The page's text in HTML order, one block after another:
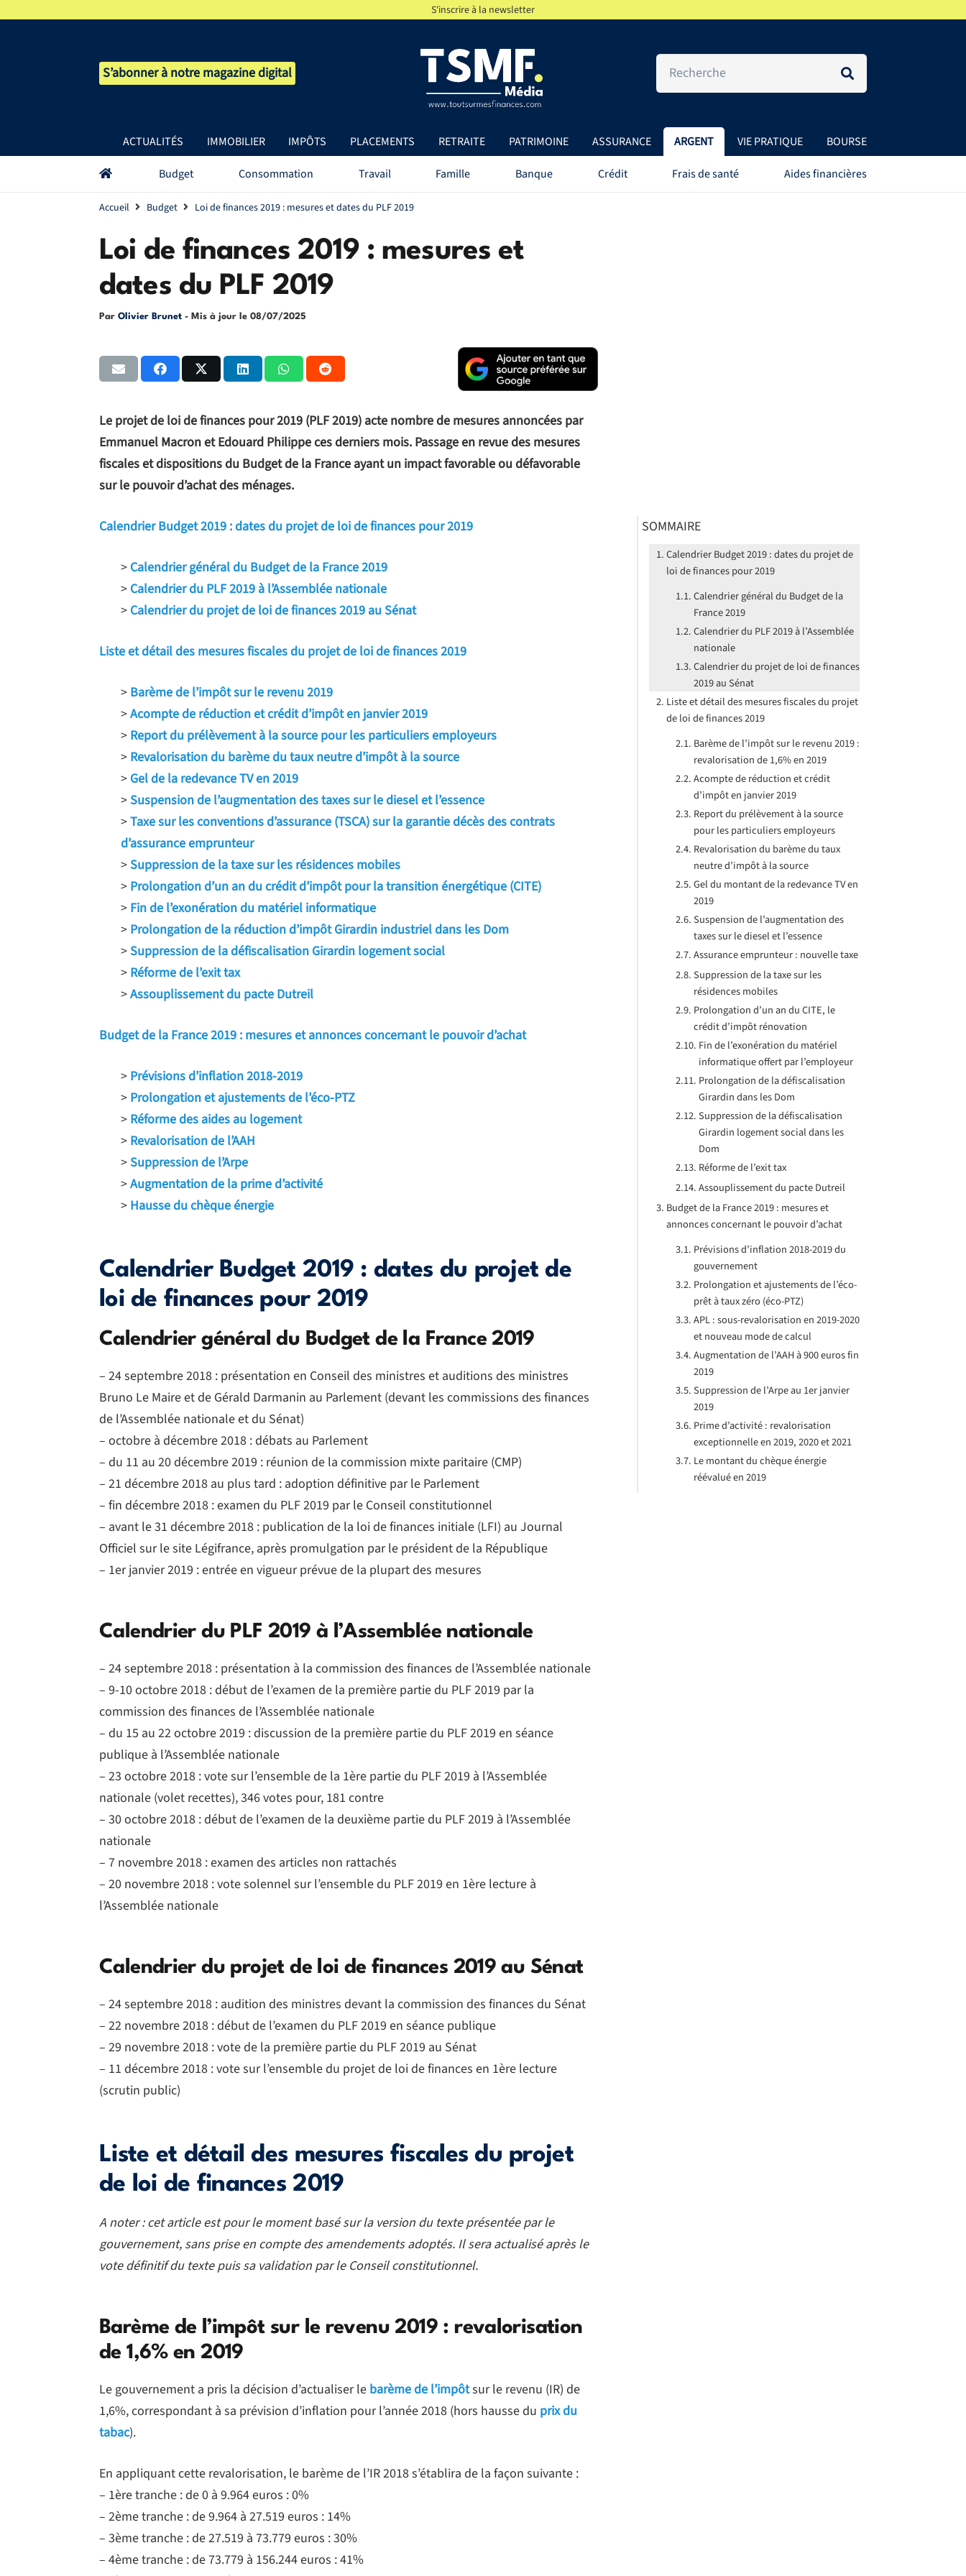
S'inscrire à la newsletter
S’abonner à notre magazine digital
ACTUALITÉS IMMOBILIER IMPÔTS PLACEMENTS RETRAITE PATRIMOINE ASSURANCE ARGENT VIE PRATIQUE BOURSE
Budget Consommation Travail Famille Banque Crédit Frais de santé Aides financières
Accueil Budget Loi de finances 2019 : mesures et dates du PLF 2019
Loi de finances 2019 : mesures et
dates du PLF 2019
Par Olivier Brunet - Mis à jour le 08/07/2025
Le projet de loi de finances pour 2019 (PLF 2019) acte nombre de mesures annoncées par
Emmanuel Macron et Edouard Philippe ces derniers mois. Passage en revue des mesures
fiscales et dispositions du Budget de la France ayant un impact favorable ou défavorable
sur le pouvoir d’achat des ménages.
Calendrier Budget 2019 : dates du projet de loi de finances pour 2019
> Calendrier général du Budget de la France 2019
> Calendrier du PLF 2019 à l’Assemblée nationale
> Calendrier du projet de loi de finances 2019 au Sénat
Liste et détail des mesures fiscales du projet de loi de finances 2019
> Barème de l’impôt sur le revenu 2019
>Acompte de réduction et crédit d’impôt en janvier 2019
> Report du prélèvement à la source pour les particuliers employeurs
> Revalorisation du barème du taux neutre d’impôt à la source
> Gel de la redevance TV en 2019
> Suspension de l’augmentation des taxes sur le diesel et l’essence
>Taxe sur les conventions d’assurance (TSCA) sur la garantie décès des contrats
d’assurance emprunteur
> Suppression de la taxe sur les résidences mobiles
> Prolongation d’un an du crédit d’impôt pour la transition énergétique (CITE)
> Fin de l’exonération du matériel informatique
> Prolongation de la réduction d’impôt Girardin industriel dans les Dom
> Suppression de la défiscalisation Girardin logement social
> Réforme de l’exit tax
>Assouplissement du pacte Dutreil
Budget de la France 2019 : mesures et annonces concernant le pouvoir d’achat
> Prévisions d’inflation 2018-2019
> Prolongation et ajustements de l’éco-PTZ
> Réforme des aides au logement
> Revalorisation de l’AAH
> Suppression de l’Arpe
>Augmentation de la prime d’activité
> Hausse du chèque énergie
Calendrier Budget 2019 : dates du projet de
loi de finances pour 2019
Calendrier général du Budget de la France 2019
– 24 septembre 2018 : présentation en Conseil des ministres et auditions des ministres
Bruno Le Maire et de Gérald Darmanin au Parlement (devant les commissions des finances
de l’Assemblée nationale et du Sénat)
– octobre à décembre 2018 : débats au Parlement
– du 11 au 20 décembre 2019 : réunion de la commission mixte paritaire (CMP)
– 21 décembre 2018 au plus tard : adoption définitive par le Parlement
– fin décembre 2018 : examen du PLF 2019 par le Conseil constitutionnel
– avant le 31 décembre 2018 : publication de la loi de finances initiale (LFI) au Journal
Officiel sur le site Légifrance, après promulgation par le président de la République
– 1er janvier 2019 : entrée en vigueur prévue de la plupart des mesures
Calendrier du PLF 2019 à l’Assemblée nationale
– 24 septembre 2018 : présentation à la commission des finances de l’Assemblée nationale
– 9-10 octobre 2018 : début de l’examen de la première partie du PLF 2019 par la
commission des finances de l’Assemblée nationale
– du 15 au 22 octobre 2019 : discussion de la première partie du PLF 2019 en séance
publique à l’Assemblée nationale
– 23 octobre 2018 : vote sur l’ensemble de la 1ère partie du PLF 2019 à l’Assemblée
nationale (volet recettes), 346 votes pour, 181 contre
– 30 octobre 2018 : début de l’examen de la deuxième partie du PLF 2019 à l’Assemblée
nationale
– 7 novembre 2018 : examen des articles non rattachés
– 20 novembre 2018 : vote solennel sur l’ensemble du PLF 2019 en 1ère lecture à
l’Assemblée nationale
Calendrier du projet de loi de finances 2019 au Sénat
– 24 septembre 2018 : audition des ministres devant la commission des finances du Sénat
– 22 novembre 2018 : début de l’examen du PLF 2019 en séance publique
– 29 novembre 2018 : vote de la première partie du PLF 2019 au Sénat
– 11 décembre 2018 : vote sur l’ensemble du projet de loi de finances en 1ère lecture
(scrutin public)
Liste et détail des mesures fiscales du projet
de loi de finances 2019
A noter : cet article est pour le moment basé sur la version du texte présentée par le
gouvernement, sans prise en compte des amendements adoptés. Il sera actualisé après le
vote définitif du texte puis sa validation par le Conseil constitutionnel.
Barème de l’impôt sur le revenu 2019 : revalorisation
de 1,6% en 2019
Le gouvernement a pris la décision d’actualiser le barème de l’impôtsur le revenu (IR) de
1,6%, correspondant à sa prévision d’inflation pour l’année 2018 (hors hausse du prix du
tabac).
En appliquant cette revalorisation, le barème de l’IR 2018 s’établira de la façon suivante :
– 1ère tranche : de 0 à 9.964 euros : 0%
– 2ème tranche : de 9.964 à 27.519 euros : 14%
– 3ème tranche : de 27.519 à 73.779 euros : 30%
– 4ème tranche : de 73.779 à 156.244 euros : 41%
SOMMAIRE
Calendrier Budget 2019 : dates du projet de
loi de finances pour 2019
Calendrier général du Budget de la
France 2019
Calendrier du PLF 2019 à l’Assemblée
nationale
Calendrier du projet de loi de finances
2019 au Sénat
Liste et détail des mesures fiscales du projet
de loi de finances 2019
Barème de l’impôt sur le revenu 2019 :
revalorisation de 1,6% en 2019
Acompte de réduction et crédit
d’impôt en janvier 2019
Report du prélèvement à la source
pour les particuliers employeurs
Revalorisation du barème du taux
neutre d’impôt à la source
Gel du montant de la redevance TV en
2019
Suspension de l’augmentation des
taxes sur le diesel et l’essence
Assurance emprunteur : nouvelle taxe
Suppression de la taxe sur les
résidences mobiles
Prolongation d’un an du CITE, le
crédit d’impôt rénovation
Fin de l’exonération du matériel
informatique offert par l’employeur
Prolongation de la défiscalisation
Girardin dans les Dom
Suppression de la défiscalisation
Girardin logement social dans les
Dom
Réforme de l’exit tax
Assouplissement du pacte Dutreil
Budget de la France 2019 : mesures et
annonces concernant le pouvoir d’achat
Prévisions d’inflation 2018-2019 du
gouvernement
Prolongation et ajustements de l’éco-
prêt à taux zéro (éco-PTZ)
APL : sous-revalorisation en 2019-2020
et nouveau mode de calcul
Augmentation de l’AAH à 900 euros fin
2019
Suppression de l’Arpe au 1er janvier
2019
Prime d’activité : revalorisation
exceptionnelle en 2019, 2020 et 2021
Le montant du chèque énergie
réévalué en 2019